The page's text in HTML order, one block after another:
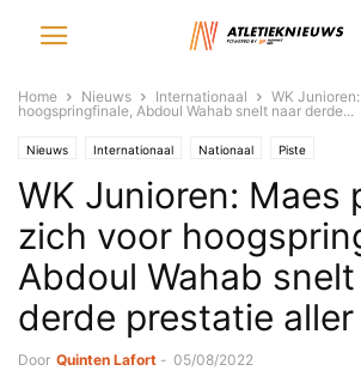
Home Nieuws Internationaal
WK
hoogspringfinale, Abdoul Wahab snelt naar derde...
Nieuws Internationaal Nationaal Piste
WK Junioren: Maes
zich voor
Abdoul Wahab
derde prestatie
Door Quinten Lafort - 05/08/2022